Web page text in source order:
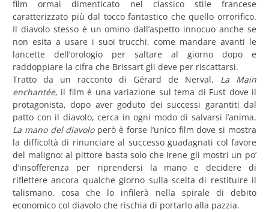
film ormai dimenticato nel classico stile francese
caratterizzato più dal tocco fantastico che quello orrorifico.
Il diavolo stesso è un omino dall’aspetto innocuo anche se
non esita a usare i suoi trucchi, come mandare avanti le
lancette dell’orologio per saltare al giorno dopo e
raddoppiare la cifra che Brissart gli deve per riscattarsi.
Tratto da un racconto di Gérard de Nerval, La Main
enchantée, il film è una variazione sul tema di Fust dove il
protagonista, dopo aver goduto dei successi garantiti dal
patto con il diavolo, cerca in ogni modo di salvarsi l’anima.
La mano del diavoloperò è forse l’unico film dove si mostra
la difficoltà di rinunciare al successo guadagnati col favore
del maligno: al pittore basta solo che Irene gli mostri un po’
d’insofferenza per riprendersi la mano e decidere di
riflettere ancora qualche giorno sulla scelta di restituire il
talismano, cosa che lo infilerà nella spirale di debito
economico col diavolo che rischia di portarlo alla pazzia.